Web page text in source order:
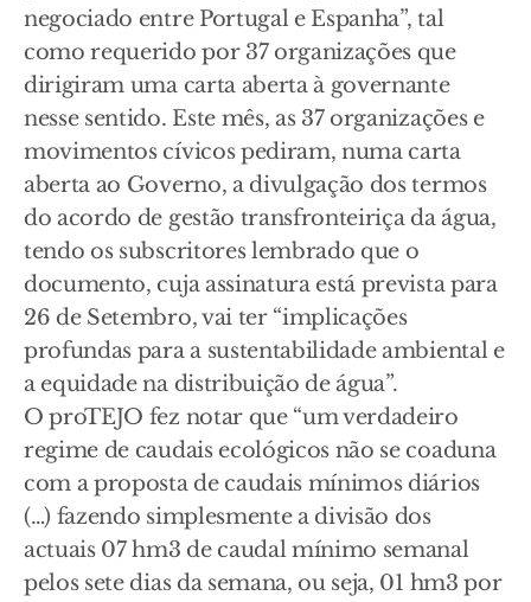
negociado entre Portugal e Espanha”, tal
como requerido por 37 organizações que
dirigiram uma carta aberta à governante
nesse sentido. Este mês, as 37 organizações e
movimentos cívicos pediram, numa carta
aberta ao Governo, a divulgação dos termos
do acordo de gestão transfronteiriça da água,
tendo os subscritores lembrado que o
documento, cuja assinatura está prevista para
26 de Setembro, vai ter “implicações
profundas para a sustentabilidade ambiental e
a equidade na distribuição de água”.
O proTEJO fez notar que “um verdadeiro
regime de caudais ecológicos não se coaduna
com a proposta de caudais mínimos diários
(…) fazendo simplesmente a divisão dos
actuais 07 hm3 de caudal mínimo semanal
pelos sete dias da semana, ou seja, 01 hm3 por